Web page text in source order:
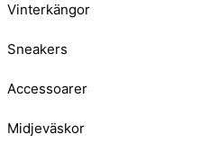
Vinterkängor
Sneakers
Accessoarer
Midjeväskor